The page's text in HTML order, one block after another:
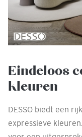
Eindeloos
kleuren
DESSO biedt een
expressieve